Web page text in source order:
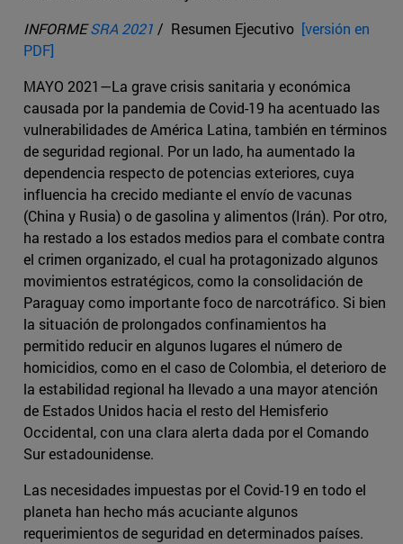
INFORMESRA 2021 / Resumen Ejecutivo [versión en
PDF]
MAYO 2021—La grave crisis sanitaria y económica
causada por la pandemia de Covid-19 ha acentuado las
vulnerabilidades de América Latina, también en términos
de seguridad regional. Por un lado, ha aumentado la
dependencia respecto de potencias exteriores, cuya
influencia ha crecido mediante el envío de vacunas
(China y Rusia) o de gasolina y alimentos (Irán). Por otro,
ha restado a los estados medios para el combate contra
el crimen organizado, el cual ha protagonizado algunos
movimientos estratégicos, como la consolidación de
Paraguay como importante foco de narcotráfico. Si bien
la situación de prolongados confinamientos ha
permitido reducir en algunos lugares el número de
homicidios, como en el caso de Colombia, el deterioro de
la estabilidad regional ha llevado a una mayor atención
de Estados Unidos hacia el resto del Hemisferio
Occidental, con una clara alerta dada por el Comando
Sur estadounidense.
Las necesidades impuestas por el Covid-19 en todo el
planeta han hecho más acuciante algunos
requerimientos de seguridad en determinados países.